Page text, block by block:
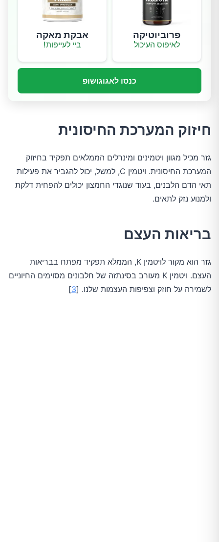
פרוביוטיקה
לאיפוס העיכול
אבקת מאקה
ביי לעייפות!
כנסו לאגוגושופ
חיזוק המערכת החיסונית
גזר מכיל מגוון ויטמינים ומינרלים הממלאים תפקיד בחיזוק
המערכת החיסונית. ויטמין C, למשל, יכול להגביר את פעילות
תאי הדם הלבנים, בעוד שנוגדי החמצון יכולים להפחית דלקת
ולמנוע נזק לתאים.
בריאות העצם
גזר הוא מקור לויטמין K, הממלא תפקיד מפתח בבריאות
העצם. ויטמין K מעורב בסינתזה של חלבונים מסוימים החיוניים
לשמירה על חוזק וצפיפות העצמות שלנו. [3
]